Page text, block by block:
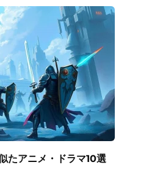
たアニメ・ドラマ10選